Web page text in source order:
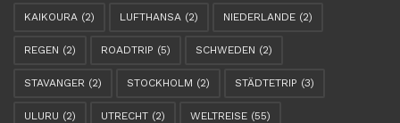
KAIKOURA (2) LUFTHANSA (2) NIEDERLANDE (2)
REGEN (2) ROADTRIP (5) SCHWEDEN (2)
STAVANGER (2) STOCKHOLM (2) STÄDTETRIP (3)
ULURU (2) UTRECHT (2) WELTREISE (55)